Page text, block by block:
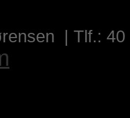
| Tlf.: 40